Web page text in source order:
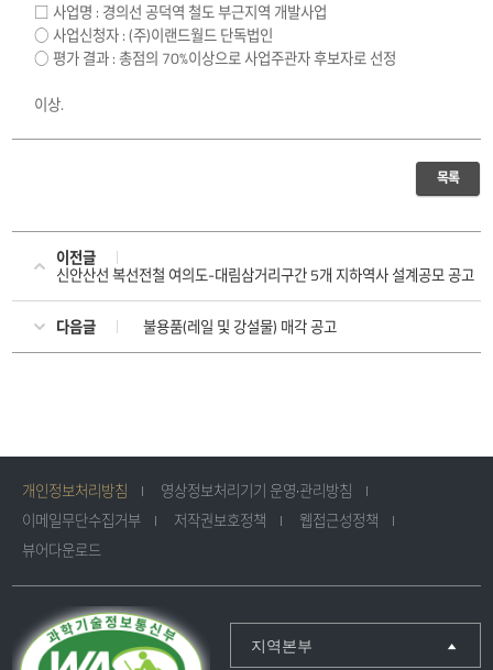
□ 사업명 : 경의선 공덕역 철도 부근지역 개발사업
○ 사업신청자 : (주)이랜드월드 단독법인
○ 평가 결과 : 총점의 70%이상으로 사업주관자 후보자로 선정
이상.
목록
이전글
신안산선 복선전철 여의도-대림삼거리구간 5개 지하역사 설계공모 공고
다음글 불용품(레일 및 강설물) 매각 공고
개인정보처리방침
영상정보처리기기 운영·관리방침
이메일무단수집거부
저작권보호정책
웹접근성정책
뷰어다운로드
지역본부